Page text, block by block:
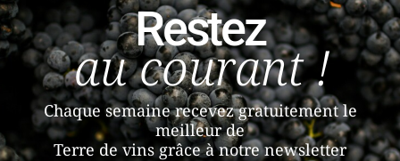
Restez
au courant !
Chaque semaine recevez gratuitement le
meilleur de
Terre de vins grâce à notre newsletter